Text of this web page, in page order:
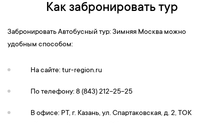
Как забронировать тур
Забронировать Автобусный тур: Зимняя Москва можно
удобным способом:
На сайте: tur-region.ru
По телефону: 8 (843) 212-25-25
В офисе: РТ, г. Казань, ул. Спартаковская, д. 2, ТОК